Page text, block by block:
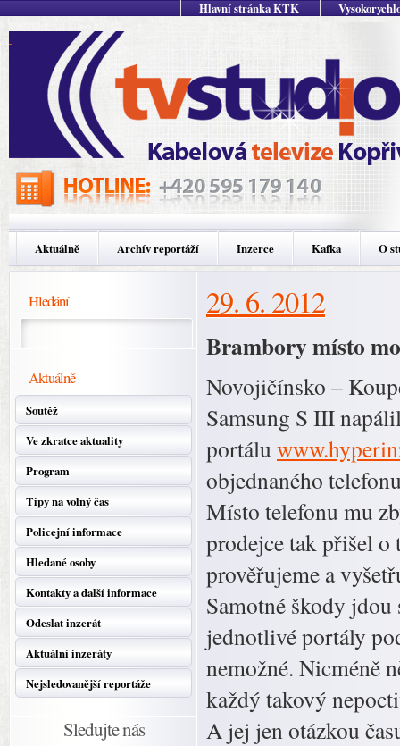
Hlavní stránka KTK
Aktuálně Archív reportáží Inzerce Kafka O
Hledání
Aktuálně
Soutěž
Ve zkratce aktuality
Program
Tipy na volný čas
Policejní informace
Hledané osoby
Kontakty a další informace
Odeslat inzerát
Aktuální inzeráty
Nejsledovanější reportáže
Sledujte nás
29. 6. 2012
Brambory místo
Novojičínsko –
Samsung S III
portálu
objednaného
Místo telefonu mu
prodejce tak přišel
prověřujeme a
Samotné škody
jednotlivé portály
nemožné. Nicméně
každý takový
A jej jen otázkou